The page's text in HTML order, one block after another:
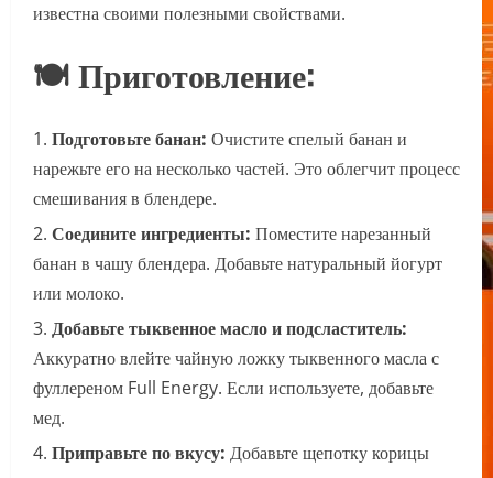
известна своими полезными свойствами.
🍽 Приготовление:
Подготовьте банан: Очистите спелый банан и
нарежьте его на несколько частей. Это облегчит процесс
смешивания в блендере.
Соедините ингредиенты: Поместите нарезанный
банан в чашу блендера. Добавьте натуральный йогурт
или молоко.
Добавьте тыквенное масло и подсластитель:
Аккуратно влейте чайную ложку тыквенного масла с
фуллереном Full Energy. Если используете, добавьте
мед.
Приправьте по вкусу: Добавьте щепотку корицы